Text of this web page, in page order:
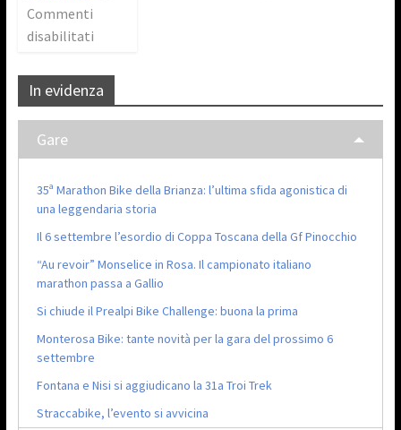
Commenti
disabilitati
In evidenza
Gare
35ª Marathon Bike della Brianza: l’ultima sfida agonistica di
una leggendaria storia
Il 6 settembre l’esordio di Coppa Toscana della Gf Pinocchio
“Au revoir” Monselice in Rosa. Il campionato italiano
marathon passa a Gallio
Si chiude il Prealpi Bike Challenge: buona la prima
Monterosa Bike: tante novità per la gara del prossimo 6
settembre
Fontana e Nisi si aggiudicano la 31a Troi Trek
Straccabike, l’evento si avvicina